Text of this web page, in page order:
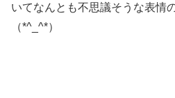
いてなんとも不思議そうな表情
（*^_^*）